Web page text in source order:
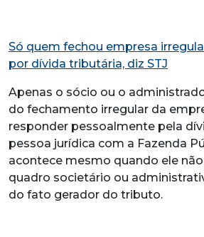
Só quem fechou empresa
por dívida tributária, diz STJ
Apenas o sócio ou o
do fechamento irregular da
responder pessoalmente pela
pessoa jurídica com a Fazenda
acontece mesmo quando ele
quadro societário ou
do fato gerador do tributo.